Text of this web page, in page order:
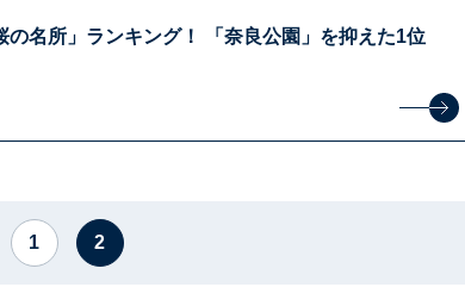
の名所」ランキング！ 「奈良公園」を抑えた1位
1 2